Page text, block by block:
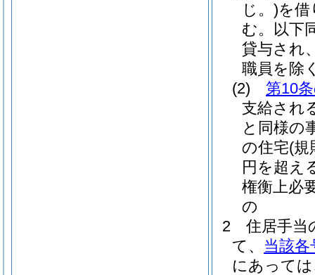
じ。)を借
む。以下
貸与され
職員を除
(2)
第10
支給され
と同様の
の住宅(規
円を超え
権衡上必
の
2
住居手当
て、 当該各
にあって